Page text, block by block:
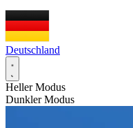
Deutschland
Heller Modus
Dunkler Modus